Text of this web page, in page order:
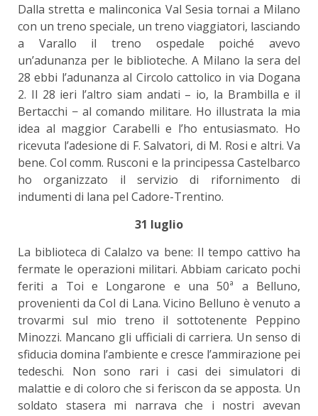
Dalla stretta e malinconica Val Sesia tornai a Milano
con un treno speciale, un treno viaggiatori, lasciando
a Varallo il treno ospedale poiché avevo
un’adunanza per le biblioteche. A Milano la sera del
28 ebbi l’adunanza al Circolo cattolico in via Dogana
2. Il 28 ieri l’altro siam andati – io, la Brambilla e il
Bertacchi − al comando militare. Ho illustrata la mia
idea al maggior Carabelli e l’ho entusiasmato. Ho
ricevuta l’adesione di F. Salvatori, di M. Rosi e altri. Va
bene. Col comm. Rusconi e la principessa Castelbarco
ho organizzato il servizio di rifornimento di
indumenti di lana pel Cadore-Trentino.
31 luglio
La biblioteca di Calalzo va bene: Il tempo cattivo ha
fermate le operazioni militari. Abbiam caricato pochi
feriti a Toi e Longarone e una 50ª a Belluno,
provenienti da Col di Lana. Vicino Belluno è venuto a
trovarmi sul mio treno il sottotenente Peppino
Minozzi. Mancano gli ufficiali di carriera. Un senso di
sfiducia domina l’ambiente e cresce l’ammirazione pei
tedeschi. Non sono rari i casi dei simulatori di
malattie e di coloro che si feriscon da se apposta. Un
soldato stasera mi narrava che i nostri avevan